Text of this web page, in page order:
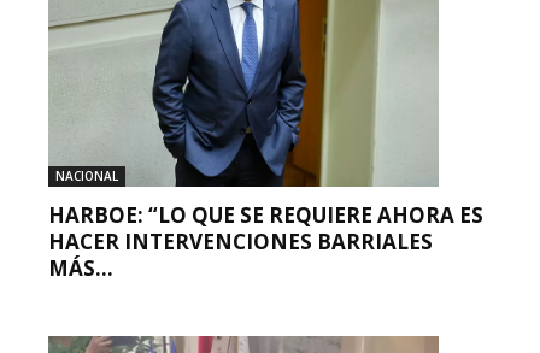
NACIONAL
HARBOE: “LO QUE SE REQUIERE AHORA ES
HACER INTERVENCIONES BARRIALES
MÁS...